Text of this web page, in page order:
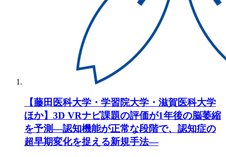
【藤田医科大学・学習院大学・滋賀医科大学
ほか】3D VRナビ課題の評価が1年後の脳萎縮
を予測―認知機能が正常な段階で、認知症の
超早期変化を捉える新規手法―